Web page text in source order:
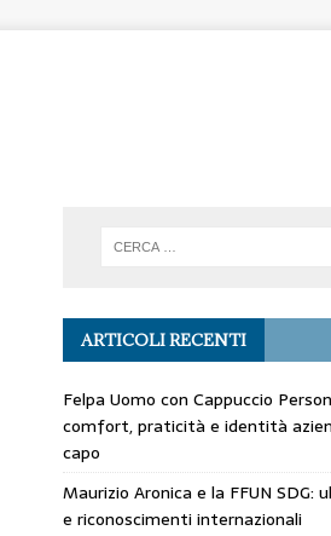
ARTICOLI RECENTI
Felpa Uomo con Cappuccio
comfort, praticità e identità
capo
Maurizio Aronica e la FFUN SDG:
e riconoscimenti internazionali